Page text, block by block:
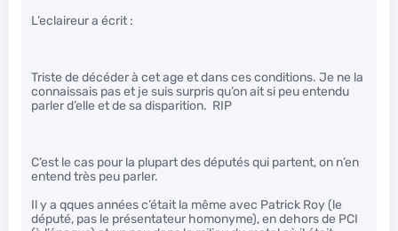
L’eclaireur a écrit :
Triste de décéder à cet age et dans ces conditions. Je ne la
connaissais pas et je suis surpris qu’on ait si peu entendu
parler d’elle et de sa disparition. RIP
C’est le cas pour la plupart des députés qui partent, on n’en
entend très peu parler.
Il y a qques années c’était la même avec Patrick Roy (le
député, pas le présentateur homonyme), en dehors de PCI